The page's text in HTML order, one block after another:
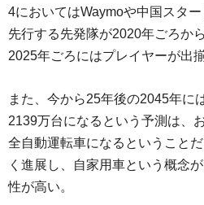
4においてはWaymoや中国スタ
先行する先発隊が2020年ごろか
2025年ごろにはプレイヤーが出
また、今から25年後の2045年に
2139万台になるという予測は、
全自動運転車になるということ
く進展し、自家用車という概念
性が高い。